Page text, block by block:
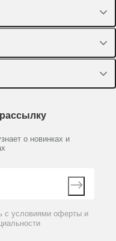
о новинках и
с условиями оферты и